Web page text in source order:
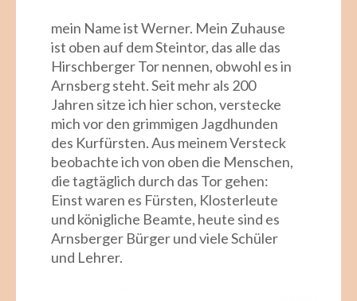
mein Name ist Werner. Mein Zuhause
ist oben auf dem Steintor, das alle das
Hirschberger Tor nennen, obwohl es in
Arnsberg steht. Seit mehr als 200
Jahren sitze ich hier schon, verstecke
mich vor den grimmigen Jagdhunden
des Kurfürsten. Aus meinem Versteck
beobachte ich von oben die Menschen,
die tagtäglich durch das Tor gehen:
Einst waren es Fürsten, Klosterleute
und königliche Beamte, heute sind es
Arnsberger Bürger und viele Schüler
und Lehrer.